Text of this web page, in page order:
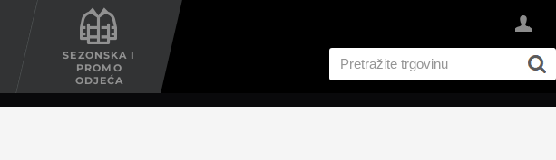
SEZONSKA I
PROMO
ODJEĆA